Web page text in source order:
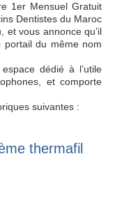
1er Mensuel Gratuit
Dentistes du Maroc
et vous annonce qu’il
du même nom
dédié à l’utile
et comporte
suivantes :
thermafil